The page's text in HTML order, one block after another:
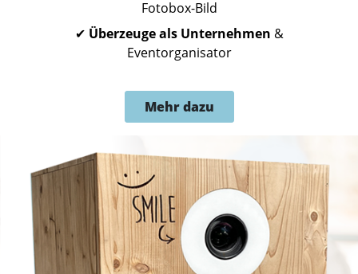
Fotobox-Bild
✔ Überzeuge als Unternehmen &
Eventorganisator
Mehr dazu